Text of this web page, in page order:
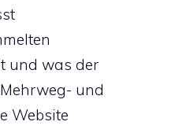
und was der
und
Website